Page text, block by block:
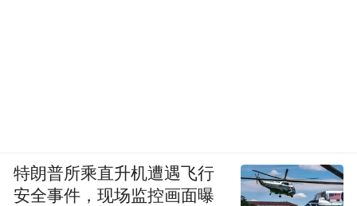
特朗普所乘直升机遭遇飞行
安全事件，现场监控画面曝